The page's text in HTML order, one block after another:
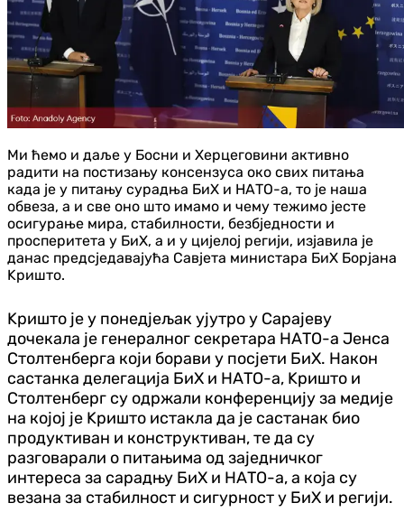
Ми ћемо и даље у Босни и Херцеговини активно
радити на постизању консензуса око свих питања
када је у питању сурадња БиХ и НАТО-а, то је наша
обвеза, а и све оно што имамо и чему тежимо јесте
осигурање мира, стабилности, безбједности и
просперитета у БиХ, а и у цијелој регији, изјавила је
данас предсједавајућа Савјета министара БиХ Борјана
Kришто.
Kришто је у понедјељак ујутро у Сарајеву
дочекала је генералног секретара НАТО-а Јенса
Столтенберга који борави у посјети БиХ. Након
састанка делегација БиХ и НАТО-а, Kришто и
Столтенберг су одржали конференцију за медије
на којој је Kришто истакла да је састанак био
продуктиван и конструктиван, те да су
разговарали о питањима од заједничког
интереса за сарадњу БиХ и НАТО-а, а која су
везана за стабилност и сигурност у БиХ и регији.